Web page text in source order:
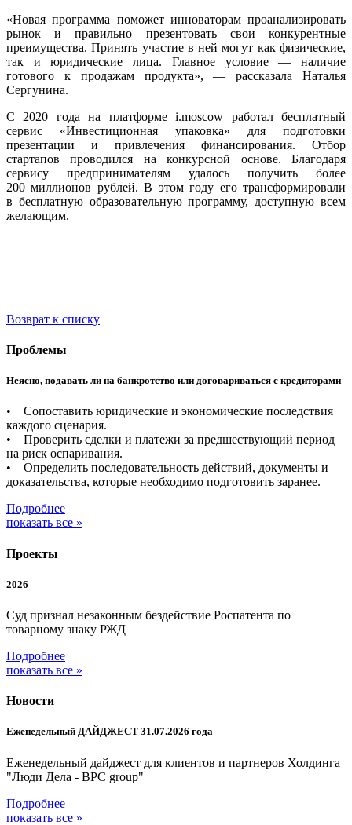
«Новая программа поможет инноваторам проанализировать
рынок и правильно презентовать свои конкурентные
преимущества. Принять участие в ней могут как физические,
так и юридические лица. Главное условие — наличие
готового к продажам продукта», — рассказала Наталья
Сергунина.
С 2020 года на платформе i.moscow работал бесплатный
сервис «Инвестиционная упаковка» для подготовки
презентации и привлечения финансирования. Отбор
стартапов проводился на конкурсной основе. Благодаря
сервису предпринимателям удалось получить более
200 миллионов рублей. В этом году его трансформировали
в бесплатную образовательную программу, доступную всем
желающим.
Возврат к списку
Проблемы
Неясно, подавать ли на банкротство или договариваться с кредиторами
• Сопоставить юридические и экономические последствия
каждого сценария.
• Проверить сделки и платежи за предшествующий период
на риск оспаривания.
• Определить последовательность действий, документы и
доказательства, которые необходимо подготовить заранее.
Подробнее
показать все »
Проекты
2026
Суд признал незаконным бездействие Роспатента по
товарному знаку РЖД
Подробнее
показать все »
Новости
Еженедельный ДАЙДЖЕСТ 31.07.2026 года
Еженедельный дайджест для клиентов и партнеров Холдинга
"Люди Дела - BPC group"
Подробнее
показать все »